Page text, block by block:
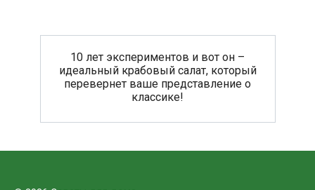
10 лет экспериментов и вот он –
идеальный крабовый салат, который
перевернет ваше представление о
классике!